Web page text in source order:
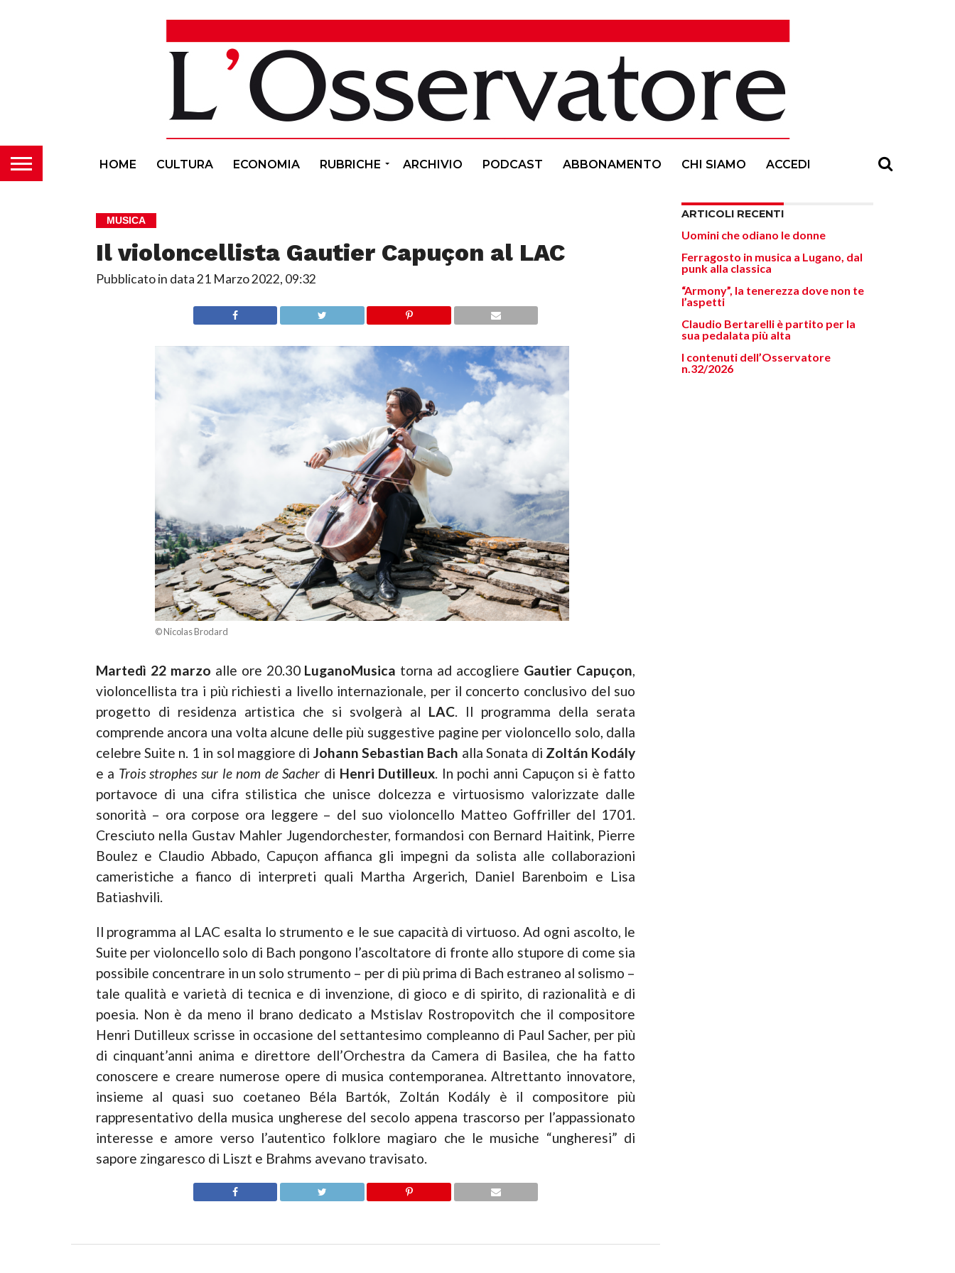
HOME CULTURA ECONOMIA RUBRICHE ARCHIVIO PODCAST ABBONAMENTO CHI SIAMO ACCEDI
MUSICA
Il violoncellista Gautier Capuçon al LAC
Pubblicato in data21 Marzo 2022, 09:32
© Nicolas Brodard
Martedì 22 marzo alle ore 20.30 LuganoMusica torna ad accogliere Gautier Capuçon,
violoncellista tra i più richiesti a livello internazionale, per il concerto conclusivo del suo
progetto di residenza artistica che si svolgerà al LAC. Il programma della serata
comprende ancora una volta alcune delle più suggestive pagine per violoncello solo, dalla
celebre Suite n. 1 in sol maggiore di Johann Sebastian Bach alla Sonata di Zoltán Kodály
e a Trois strophes sur le nom de Sacher di Henri Dutilleux. In pochi anni Capuçon si è fatto
portavoce di una cifra stilistica che unisce dolcezza e virtuosismo valorizzate dalle
sonorità – ora corpose ora leggere – del suo violoncello Matteo Goffriller del 1701.
Cresciuto nella Gustav Mahler Jugendorchester, formandosi con Bernard Haitink, Pierre
Boulez e Claudio Abbado, Capuçon affianca gli impegni da solista alle collaborazioni
cameristiche a fianco di interpreti quali Martha Argerich, Daniel Barenboim e Lisa
Batiashvili.
Il programma al LAC esalta lo strumento e le sue capacità di virtuoso. Ad ogni ascolto, le
Suite per violoncello solo di Bach pongono l’ascoltatore di fronte allo stupore di come sia
possibile concentrare in un solo strumento – per di più prima di Bach estraneo al solismo –
tale qualità e varietà di tecnica e di invenzione, di gioco e di spirito, di razionalità e di
poesia. Non è da meno il brano dedicato a Mstislav Rostropovitch che il compositore
Henri Dutilleux scrisse in occasione del settantesimo compleanno di Paul Sacher, per più
di cinquant’anni anima e direttore dell’Orchestra da Camera di Basilea, che ha fatto
conoscere e creare numerose opere di musica contemporanea. Altrettanto innovatore,
insieme al quasi suo coetaneo Béla Bartók, Zoltán Kodály è il compositore più
rappresentativo della musica ungherese del secolo appena trascorso per l’appassionato
interesse e amore verso l’autentico folklore magiaro che le musiche “ungheresi” di
sapore zingaresco di Liszt e Brahms avevano travisato.
ARTICOLI RECENTI
Uomini che odiano le donne
Ferragosto in musica a Lugano, dal
punk alla classica
“Armony”, la tenerezza dove non te
l’aspetti
Claudio Bertarelli è partito per la
sua pedalata più alta
I contenuti dell’Osservatore
n.32/2026